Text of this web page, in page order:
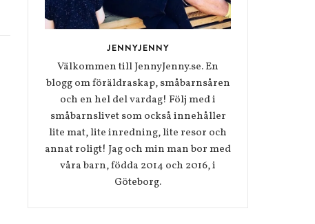
JENNYJENNY
Välkommen till JennyJenny.se. En
blogg om föräldraskap, småbarnsåren
och en hel del vardag! Följ med i
småbarnslivet som också innehåller
lite mat, lite inredning, lite resor och
annat roligt! Jag och min man bor med
våra barn, födda 2014 och 2016, i
Göteborg.